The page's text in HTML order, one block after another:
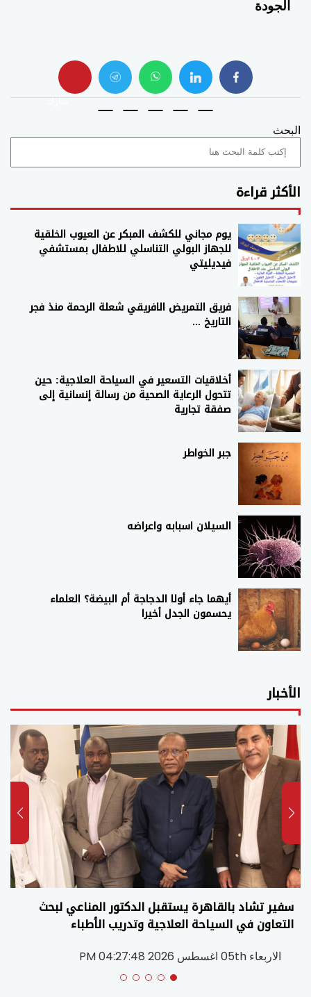
الجودة
facebook
twitter
whats
شارك
البحث
الأكثر قراءة
يوم مجاني للكشف المبكر عن العيوب الخلقية
للجهاز البولي التناسلي للاطفال بمستشفي
فيديليتي
فريق التمريض الافريقي شعلة الرحمة منذ فجر
التاريخ ...
أخلاقيات التسعير في السياحة العلاجية: حين
تتحول الرعاية الصحية من رسالة إنسانية إلى
صفقة تجارية
جبر الخواطر
السيلان اسبابه واعراضه
أيهما جاء أولا الدجاجة أم البيضة؟ العلماء
يحسمون الجدل أخيرا
الأخبار
سفير تشاد بالقاهرة يستقبل الدكتور المناعي لبحث
التعاون في السياحة العلاجية وتدريب الأطباء
الاربعاء 05th اغسطس 2026 04:27:48 PM